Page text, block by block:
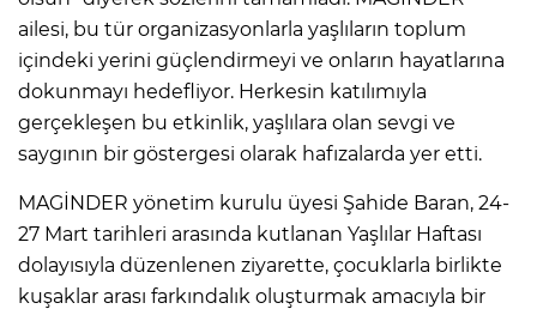
ailesi, bu tür organizasyonlarla yaşlıların toplum
içindeki yerini güçlendirmeyi ve onların hayatlarına
dokunmayı hedefliyor. Herkesin katılımıyla
gerçekleşen bu etkinlik, yaşlılara olan sevgi ve
saygının bir göstergesi olarak hafızalarda yer etti.
MAGİNDER yönetim kurulu üyesi Şahide Baran, 24-
27 Mart tarihleri arasında kutlanan Yaşlılar Haftası
dolayısıyla düzenlenen ziyarette, çocuklarla birlikte
kuşaklar arası farkındalık oluşturmak amacıyla bir